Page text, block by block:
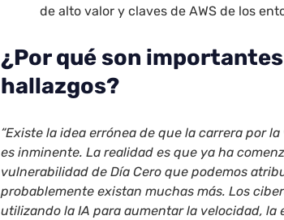
de alto valor y claves de AWS de los
¿Por qué son
hallazgos?
“Existe la idea errónea de que la carrera por
es inminente. La realidad es que ya ha
vulnerabilidad de Día Cero que podemos
probablemente existan muchas más. Los
utilizando la IA para aumentar la velocidad, la